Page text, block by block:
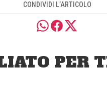
CONDIVIDI L’ARTICOLO
PER